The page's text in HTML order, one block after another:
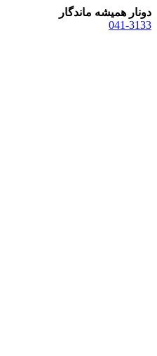
دونار همیشه ماندگار
041-3133